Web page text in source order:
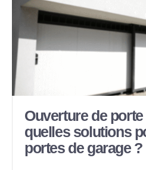
Ouverture de
quelles solutions
portes de garage ?